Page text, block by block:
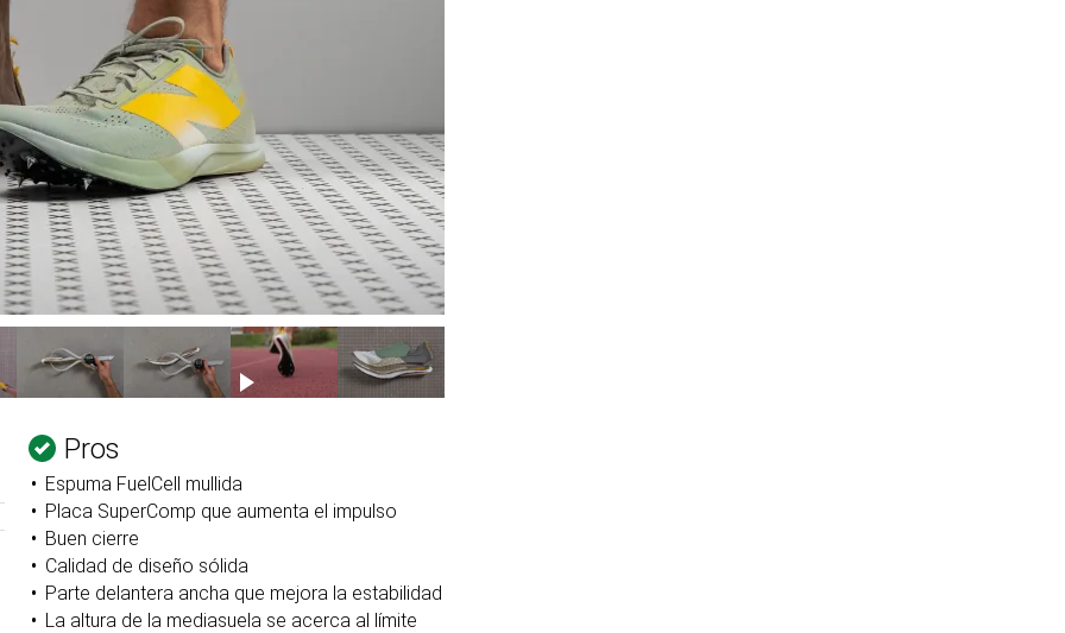
Pros
Espuma FuelCell mullida
Placa SuperComp que aumenta el impulso
Buen cierre
Calidad de diseño sólida
Parte delantera ancha que mejora la estabilidad
La altura de la mediasuela se acerca al límite